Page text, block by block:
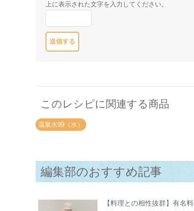
上に表示された文字を入力してください。
このレシピに関連する商品
温泉水99（水）
編集部のおすすめ記事
【料理との相性抜群】有名